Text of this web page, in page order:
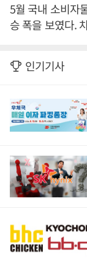
5월 국내 소비자
승 폭을 보였다.
인기기사